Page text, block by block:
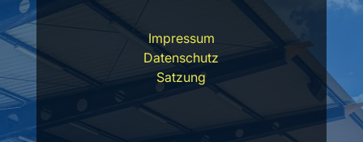
Impressum
Datenschutz
Satzung